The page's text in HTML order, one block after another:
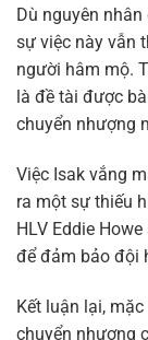
Dù nguyên
sự việc này vẫn
người hâm mộ.
là đề tài được
chuyển nhượng
Việc Isak vắng
ra một sự thiếu
HLV Eddie
để đảm bảo đội
Kết luận lại,
chuyển nhượng